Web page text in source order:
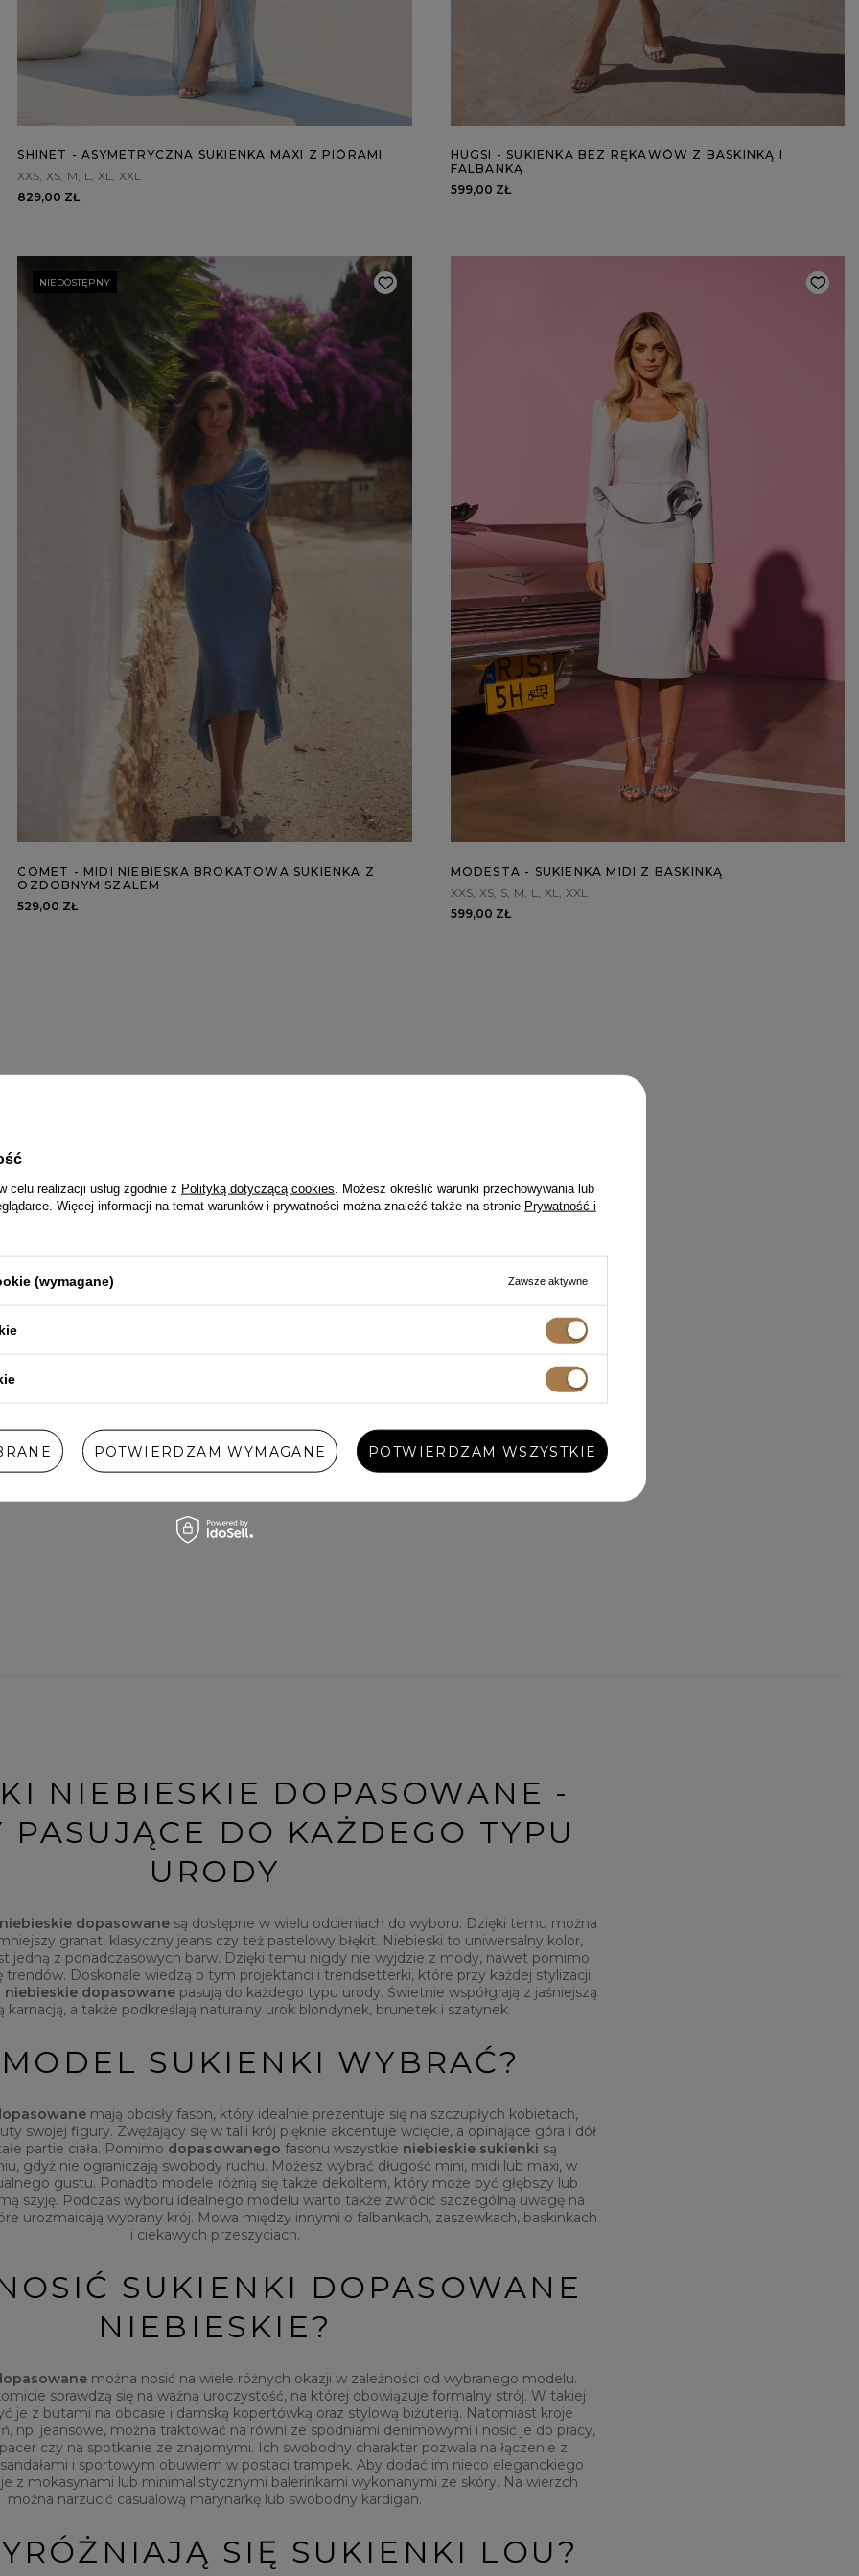
/ Ramiączka
NA PLECACH
KWADRATOWY
KOPERTOWY
KARO
ASYMETRYCZNY
CARMEN
SHINET - ASYMETRYCZNA SUKIENKA MAXI Z PIÓRAMI
XXS XS M L XL XXL
829,00 ZŁ
HUGSI - SUKIENKA BEZ RĘKAWÓW Z BASKINKĄ I
FALBANKĄ
599,00 ZŁ
NIEDOSTĘPNY
COMET - MIDI NIEBIESKA BROKATOWA SUKIENKA Z
OZDOBNYM SZALEM
529,00 ZŁ
MODESTA - SUKIENKA MIDI Z BASKINKĄ
XXS XS S M L XL XXL
599,00 ZŁ
NIEBIESKIE DOPASOWANE -
PASUJĄCE DO KAŻDEGO TYPU
URODY
dopasowane są dostępne w wielu odcieniach do wyboru. Dzięki temu można
granat, klasyczny jeans czy też pastelowy błękit. Niebieski to uniwersalny kolor,
jedną z ponadczasowych barw. Dzięki temu nigdy nie wyjdzie z mody, nawet pomimo
trendów. Doskonale wiedzą o tym projektanci i trendsetterki, które przy każdej stylizacji
niebieskie dopasowane pasują do każdego typu urody. Świetnie współgrają z jaśniejszą
karnacją, a także podkreślają naturalny urok blondynek, brunetek i szatynek.
SUKIENKI WYBRAĆ?
mają obcisły fason, który idealnie prezentuje się na szczupłych kobietach,
swojej figury. Zwężający się w talii krój pięknie akcentuje wcięcie, a opinające góra i dół
partie ciała. Pomimo dopasowanego fasonu wszystkie niebieskie sukienki są
gdyż nie ograniczają swobody ruchu. Możesz wybrać długość mini, midi lub maxi, w
gustu. Ponadto modele różnią się także dekoltem, który może być głębszy lub
szyję. Podczas wyboru idealnego modelu warto także zwrócić szczególną uwagę na
urozmaicają wybrany krój. Mowa między innymi o falbankach, zaszewkach, baskinkach
i ciekawych przeszyciach.
SUKIENKI DOPASOWANE
NIEBIESKIE?
można nosić na wiele różnych okazji w zależności od wybranego modelu.
sprawdzą się na ważną uroczystość, na której obowiązuje formalny strój. W takiej
je z butami na obcasie i damską kopertówką oraz stylową biżuterią. Natomiast kroje
np. jeansowe, można traktować na równi ze spodniami denimowymi i nosić je do pracy,
czy na spotkanie ze znajomymi. Ich swobodny charakter pozwala na łączenie z
i sportowym obuwiem w postaci trampek. Aby dodać im nieco eleganckiego
z mokasynami lub minimalistycznymi balerinkami wykonanymi ze skóry. Na wierzch
można narzucić casualową marynarkę lub swobodny kardigan.
SIĘ SUKIENKI LOU?
celu realizacji usług zgodnie z Polityką dotyczącą cookies . Możesz określić warunki przechowywania lub
Więcej informacji na temat warunków i prywatności można znaleźć także na stronie Prywatność i
(wymagane) Zawsze aktywne
POTWIERDZAM WYMAGANE POTWIERDZAM WSZYSTKIE